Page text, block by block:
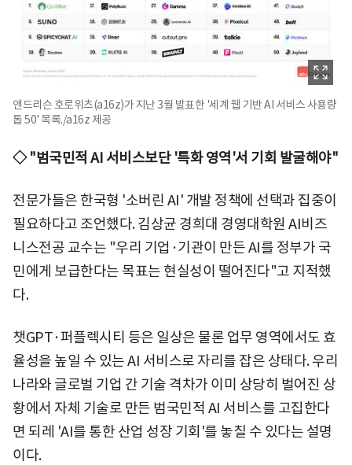
앤드리슨 호로위츠(a16z)가 지난 3월 발표한 '세계 웹 기반 AI 서비스 사용량
톱 50' 목록./a16z 제공
◇ "범국민적 AI 서비스보단 '특화 영역'서 기회 발굴해야"
전문가들은 한국형 '소버린 AI' 개발 정책에 선택과 집중이
필요하다고 조언했다. 김상균 경희대 경영대학원 AI비즈
니스전공 교수는 "우리 기업·기관이 만든 AI를 정부가 국
민에게 보급한다는 목표는 현실성이 떨어진다"고 지적했
다.
챗GPT·퍼플렉시티 등은 일상은 물론 업무 영역에서도 효
율성을 높일 수 있는 AI 서비스로 자리를 잡은 상태다. 우리
나라와 글로벌 기업 간 기술 격차가 이미 상당히 벌어진 상
황에서 자체 기술로 만든 범국민적 AI 서비스를 고집한다
면 되레 'AI를 통한 산업 성장 기회'를 놓칠 수 있다는 설명
이다.